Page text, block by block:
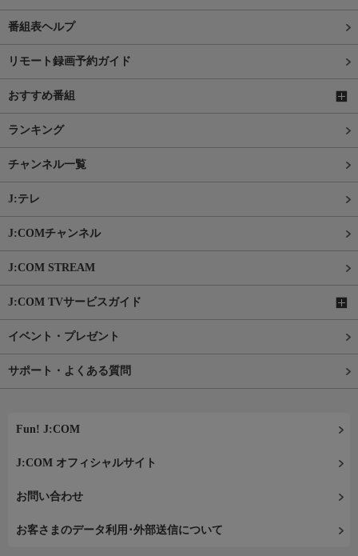
番組表ヘルプ
リモート録画予約ガイド
おすすめ番組
ランキング
チャンネル一覧
J:テレ
J:COMチャンネル
J:COM STREAM
J:COM TVサービスガイド
イベント・プレゼント
サポート・よくある質問
Fun! J:COM
J:COM オフィシャルサイト
お問い合わせ
お客さまのデータ利用･外部送信について